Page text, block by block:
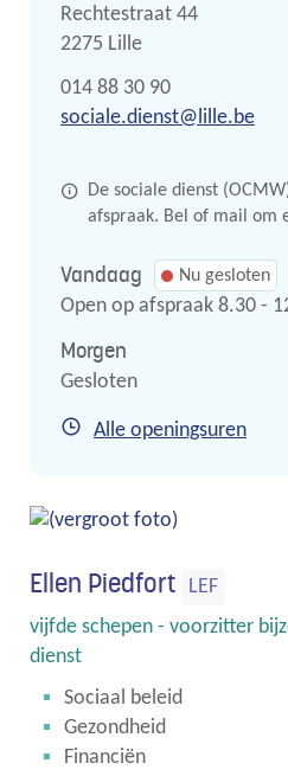
Adres
Rechtestraat 44
,2275 Lille
Tel.
014 88 30 90
E-
sociale.dienst@lille.be
De sociale dienst
afspraak. Bel of mail om
Vandaag Nu gesloten
Open op afspraak 8.30 -
Morgen
Gesloten
Alle openingsuren
Samenstelling
Ellen Piedfort
LEF
Functies
vijfde schepen - voorzitter
dienst
Sociaal beleid
Gezondheid
Financiën